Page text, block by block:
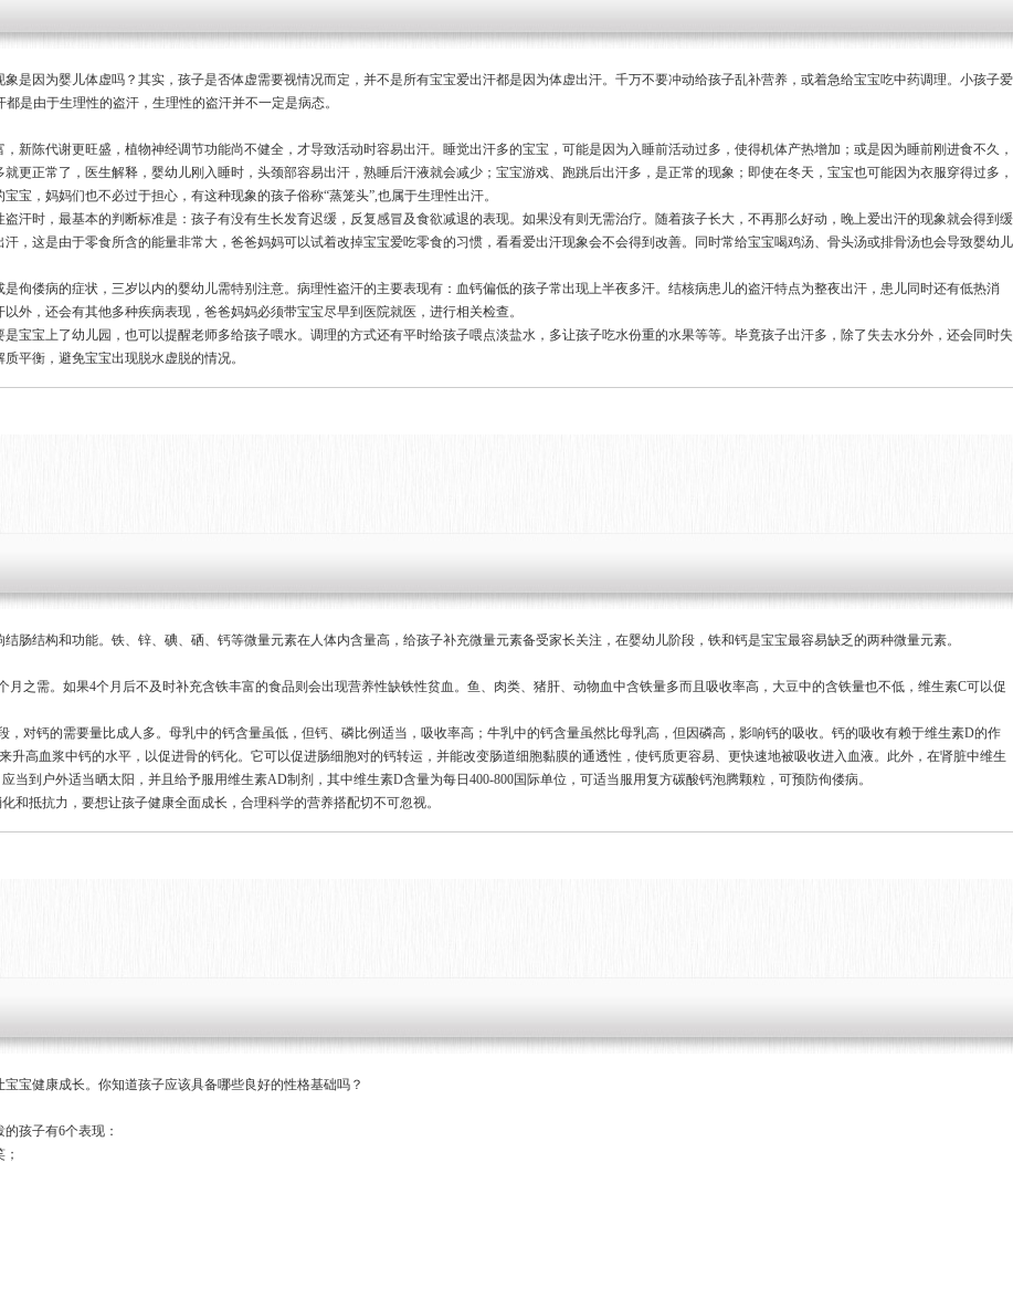
是因为婴儿体虚吗？其实，孩子是否体虚需要视情况而定，并不是所有宝宝爱出汗都是因为体虚出汗。千万不要冲动给孩子乱补营养，或着急给宝宝吃中药调理。小孩子爱
是由于生理性的盗汗，生理性的盗汗并不一定是病态。
新陈代谢更旺盛，植物神经调节功能尚不健全，才导致活动时容易出汗。睡觉出汗多的宝宝，可能是因为入睡前活动过多，使得机体产热增加；或是因为睡前刚进食不久，
更正常了，医生解释，婴幼儿刚入睡时，头颈部容易出汗，熟睡后汗液就会减少；宝宝游戏、跑跳后出汗多，是正常的现象；即使在冬天，宝宝也可能因为衣服穿得过多，
，妈妈们也不必过于担心，有这种现象的孩子俗称“蒸笼头”,也属于生理性出汗。
汗时，最基本的判断标准是：孩子有没有生长发育迟缓，反复感冒及食欲减退的表现。如果没有则无需治疗。随着孩子长大，不再那么好动，晚上爱出汗的现象就会得到缓
，这是由于零食所含的能量非常大，爸爸妈妈可以试着改掉宝宝爱吃零食的习惯，看看爱出汗现象会不会得到改善。同时常给宝宝喝鸡汤、骨头汤或排骨汤也会导致婴幼儿
佝偻病的症状，三岁以内的婴幼儿需特别注意。病理性盗汗的主要表现有：血钙偏低的孩子常出现上半夜多汗。结核病患儿的盗汗特点为整夜出汗，患儿同时还有低热消
外，还会有其他多种疾病表现，爸爸妈妈必须带宝宝尽早到医院就医，进行相关检查。
宝宝上了幼儿园，也可以提醒老师多给孩子喂水。调理的方式还有平时给孩子喂点淡盐水，多让孩子吃水份重的水果等等。毕竟孩子出汗多，除了失去水分外，还会同时失
平衡，避免宝宝出现脱水虚脱的情况。
肠结构和功能。铁、锌、碘、硒、钙等微量元素在人体内含量高，给孩子补充微量元素备受家长关注，在婴幼儿阶段，铁和钙是宝宝最容易缺乏的两种微量元素。
之需。如果4个月后不及时补充含铁丰富的食品则会出现营养性缺铁性贫血。鱼、肉类、猪肝、动物血中含铁量多而且吸收率高，大豆中的含铁量也不低，维生素C可以促
对钙的需要量比成人多。母乳中的钙含量虽低，但钙、磷比例适当，吸收率高；牛乳中的钙含量虽然比母乳高，但因磷高，影响钙的吸收。钙的吸收有赖于维生素D的作
高血浆中钙的水平，以促进骨的钙化。它可以促进肠细胞对的钙转运，并能改变肠道细胞黏膜的通透性，使钙质更容易、更快速地被吸收进入血液。此外，在肾脏中维生
到户外适当晒太阳，并且给予服用维生素AD制剂，其中维生素D含量为每日400-800国际单位，可适当服用复方碳酸钙泡腾颗粒，可预防佝偻病。
抵抗力，要想让孩子健康全面成长，合理科学的营养搭配切不可忽视。
宝健康成长。你知道孩子应该具备哪些良好的性格基础吗？
孩子有6个表现：